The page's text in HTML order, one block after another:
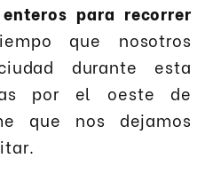
para recorrer
que nosotros
durante esta
por el oeste de
que nos dejamos